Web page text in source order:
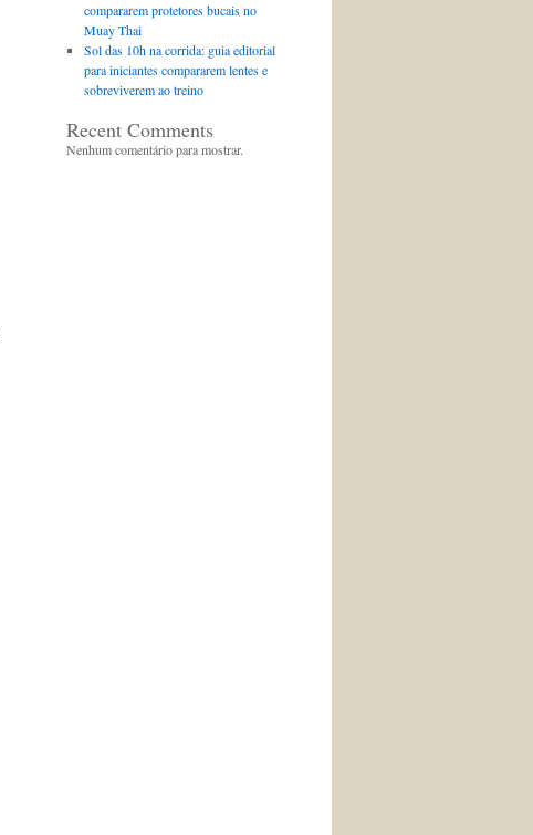
compararem protetores bucais no
Muay Thai
Sol das 10h na corrida: guia editorial
para iniciantes compararem lentes e
sobreviverem ao treino
Recent Comments
Nenhum comentário para mostrar.